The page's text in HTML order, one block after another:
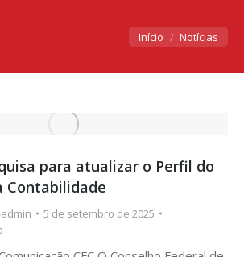
Você está aqui:
Início Notícias
para atualizar o Perfil do
Contabilidade
5 de setembro de 2025